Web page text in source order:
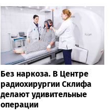
Без наркоза. В Центре
радиохирургии Склифа
делают удивительные
операции